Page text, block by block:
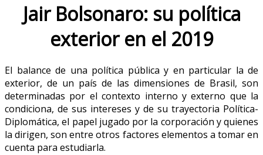
Jair Bolsonaro: su política
exterior en el 2019
El balance de una política pública y en particular la de
exterior, de un país de las dimensiones de Brasil, son
determinadas por el contexto interno y externo que la
condiciona, de sus intereses y de su trayectoria Política-
Diplomática, el papel jugado por la corporación y quienes
la dirigen, son entre otros factores elementos a tomar en
cuenta para estudiarla.